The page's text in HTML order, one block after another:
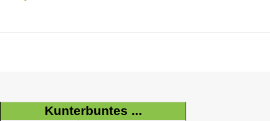
Kunterbuntes ...